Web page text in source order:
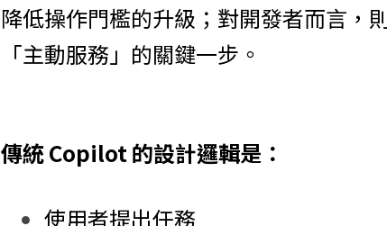
降低操作門檻的升級；對開發者而言，
「主動服務」的關鍵一步。
傳統 Copilot 的設計邏輯是：
使用者提出任務